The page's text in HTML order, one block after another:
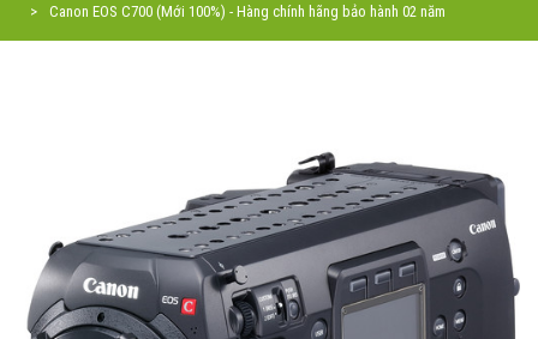
Canon EOS C700 (Mới 100%) - Hàng chính hãng bảo hành 02 năm